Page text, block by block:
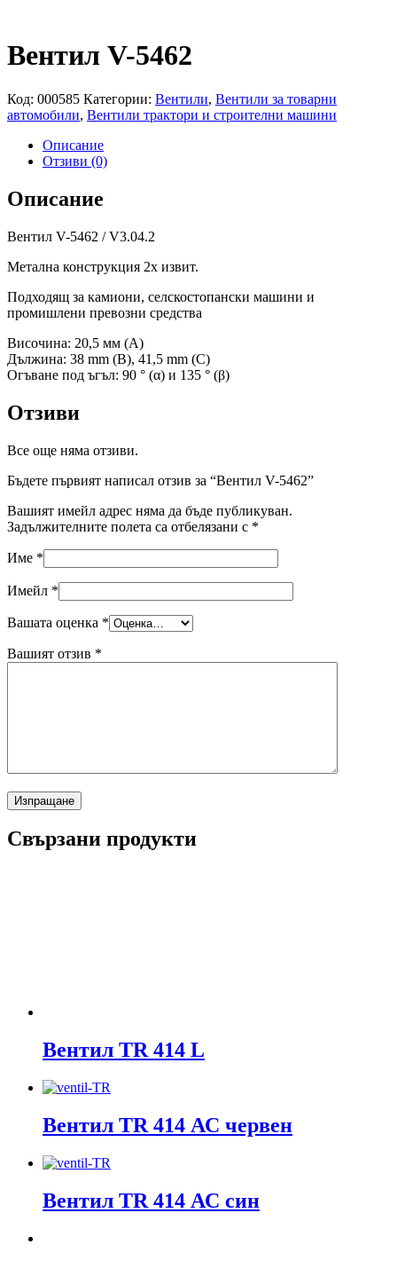
Вентил V-5462
Код: 000585 Категории: Вентили, Вентили за товарни
автомобили, Вентили трактори и строителни машини
Описание
Отзиви (0)
Описание
Вентил V-5462 / V3.04.2
Метална конструкция 2x извит.
Подходящ за камиони, селскостопански машини и
промишлени превозни средства
Височина: 20,5 мм (A)
Дължина: 38 mm (B), 41,5 mm (C)
Огъване под ъгъл: 90 ° (α) и 135 ° (β)
Отзиви
Все още няма отзиви.
Бъдете първият написал отзив за “Вентил V-5462”
Вашият имейл адрес няма да бъде публикуван.
Задължителните полета са отбелязани с *
Име *
Имейл *
Вашата оценка *
Вашият отзив *
Свързани продукти
Вентил TR 414 L
Вентил TR 414 АС червен
Вентил TR 414 АС син